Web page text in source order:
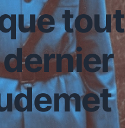
tout